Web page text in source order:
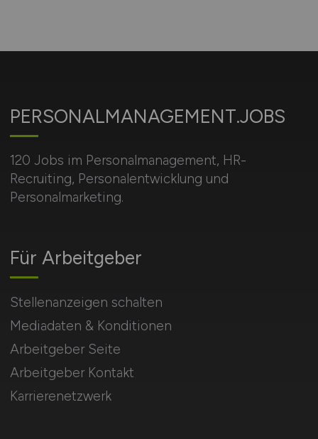
PERSONALMANAGEMENT.JOBS
120 Jobs im Personalmanagement, HR-
Recruiting, Personalentwicklung und
Personalmarketing.
Für Arbeitgeber
Stellenanzeigen schalten
Mediadaten & Konditionen
Arbeitgeber Seite
Arbeitgeber Kontakt
Karrierenetzwerk